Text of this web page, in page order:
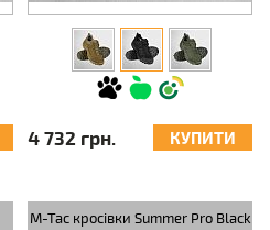
4 732 грн. КУПИТИ
M-Tac кросівки Summer Pro Black